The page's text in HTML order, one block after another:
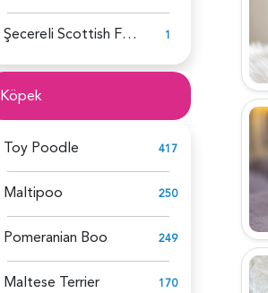
Şecereli Scottish Fold 1
Köpek
Toy Poodle 417
Maltipoo 250
Pomeranian Boo 249
Maltese Terrier 170